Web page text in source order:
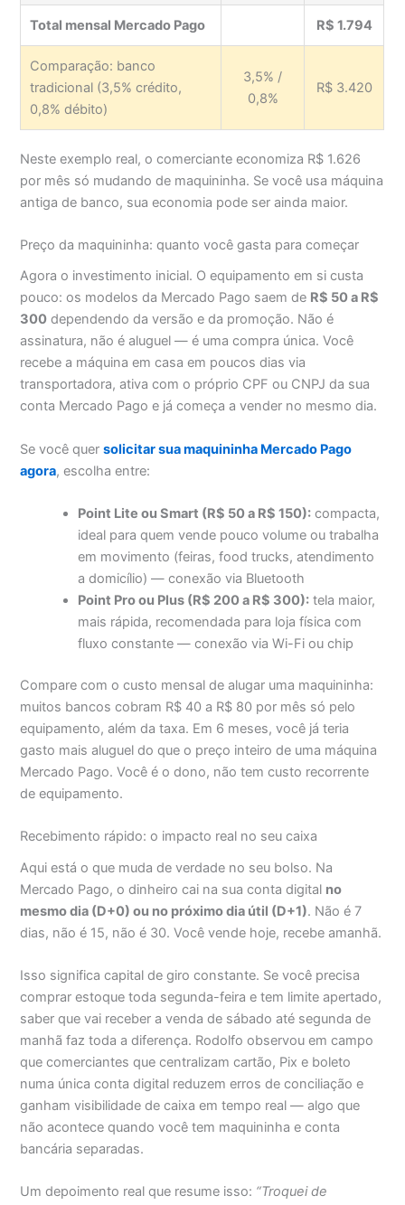
Total mensal Mercado Pago R$ 1.794
Comparação: banco
tradicional (3,5% crédito,
0,8% débito)
3,5% /
0,8%
R$ 3.420
Neste exemplo real, o comerciante economiza R$ 1.626
por mês só mudando de maquininha. Se você usa máquina
antiga de banco, sua economia pode ser ainda maior.
Preço da maquininha: quanto você gasta para começar
Agora o investimento inicial. O equipamento em si custa
pouco: os modelos da Mercado Pago saem de R$ 50 a R$
300 dependendo da versão e da promoção. Não é
assinatura, não é aluguel — é uma compra única. Você
recebe a máquina em casa em poucos dias via
transportadora, ativa com o próprio CPF ou CNPJ da sua
conta Mercado Pago e já começa a vender no mesmo dia.
Se você quersolicitar sua maquininha Mercado Pago
agora, escolha entre:
Point Lite ou Smart (R$ 50 a R$ 150): compacta,
ideal para quem vende pouco volume ou trabalha
em movimento (feiras, food trucks, atendimento
a domicílio) — conexão via Bluetooth
Point Pro ou Plus (R$ 200 a R$ 300): tela maior,
mais rápida, recomendada para loja física com
fluxo constante — conexão via Wi-Fi ou chip
Compare com o custo mensal de alugar uma maquininha:
muitos bancos cobram R$ 40 a R$ 80 por mês só pelo
equipamento, além da taxa. Em 6 meses, você já teria
gasto mais aluguel do que o preço inteiro de uma máquina
Mercado Pago. Você é o dono, não tem custo recorrente
de equipamento.
Recebimento rápido: o impacto real no seu caixa
Aqui está o que muda de verdade no seu bolso. Na
Mercado Pago, o dinheiro cai na sua conta digital no
mesmo dia (D+0) ou no próximo dia útil (D+1). Não é 7
dias, não é 15, não é 30. Você vende hoje, recebe amanhã.
Isso significa capital de giro constante. Se você precisa
comprar estoque toda segunda-feira e tem limite apertado,
saber que vai receber a venda de sábado até segunda de
manhã faz toda a diferença. Rodolfo observou em campo
que comerciantes que centralizam cartão, Pix e boleto
numa única conta digital reduzem erros de conciliação e
ganham visibilidade de caixa em tempo real — algo que
não acontece quando você tem maquininha e conta
bancária separadas.
Um depoimento real que resume isso: “Troquei de